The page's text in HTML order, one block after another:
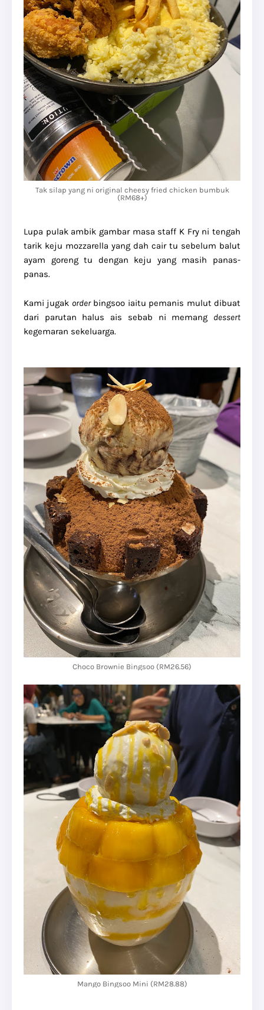
Tak silap yang ni original cheesy fried chicken bumbuk
(RM68+)
Lupa pulak ambik gambar masa staff K Fry ni tengah
tarik keju mozzarella yang dah cair tu sebelum balut
ayam goreng tu dengan keju yang masih panas-
panas.
Kami jugak orderbingsoo iaitu pemanis mulut dibuat
dari parutan halus ais sebab ni memang dessert
kegemaran sekeluarga.
Choco Brownie Bingsoo (RM26.56)
Mango Bingsoo Mini (RM28.88)